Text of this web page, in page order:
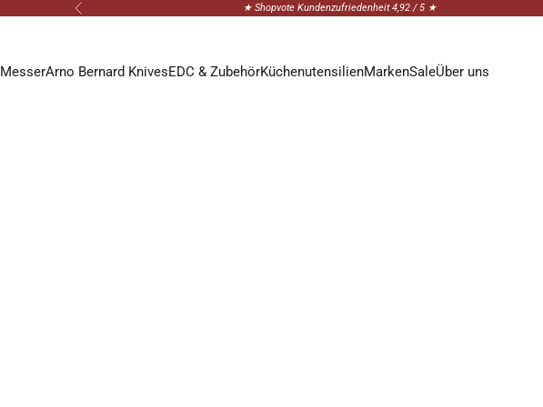
Zurück ★ Shopvote Kundenzufriedenheit 4,92 / 5 ★
MesserArno Bernard KnivesEDC & ZubehörKüchenutensilienMarkenSaleÜber uns